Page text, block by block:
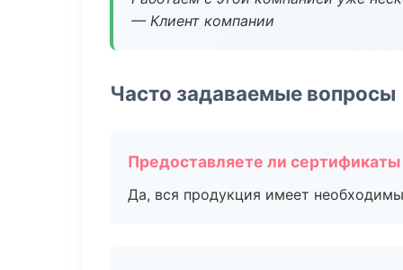
— Клиент компании
Часто задаваемые вопросы
Предоставляете ли
Да, вся продукция имеет